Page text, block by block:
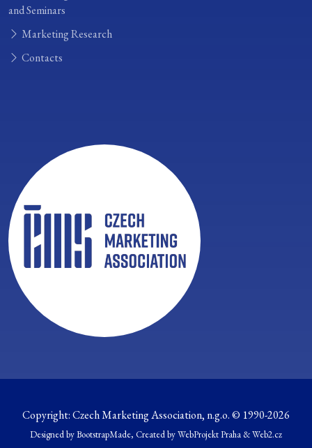
and Seminars
Marketing Research
Contacts
Copyright:Czech Marketing Association, n.g.o.© 1990-2026
Designed byBootstrapMade, Created by WebProjekt Praha & Web2.cz